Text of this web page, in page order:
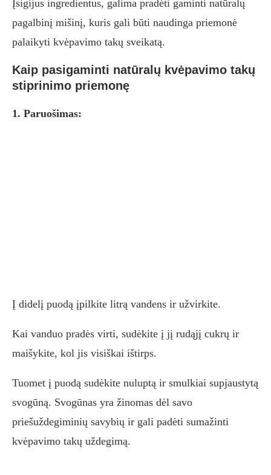
Įsigijus ingredientus, galima pradėti gaminti natūralų
pagalbinį mišinį, kuris gali būti naudinga priemonė
palaikyti kvėpavimo takų sveikatą.
Kaip pasigaminti natūralų kvėpavimo takų
stiprinimo priemonę
1. Paruošimas:
Į didelį puodą įpilkite litrą vandens ir užvirkite.
Kai vanduo pradės virti, sudėkite į jį rudąjį cukrų ir
maišykite, kol jis visiškai ištirps.
Tuomet į puodą sudėkite nuluptą ir smulkiai supjaustytą
svogūną. Svogūnas yra žinomas dėl savo
priešuždegiminių savybių ir gali padėti sumažinti
kvėpavimo takų uždegimą.